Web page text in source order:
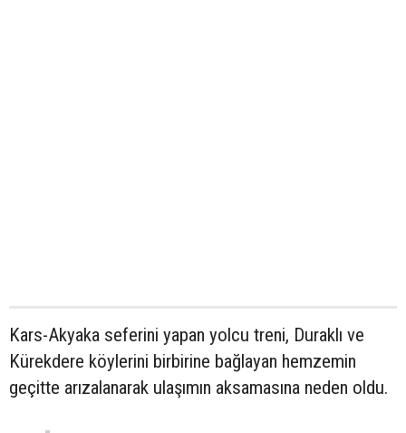
Kars-Akyaka seferini yapan yolcu treni, Duraklı ve
Kürekdere köylerini birbirine bağlayan hemzemin
geçitte arızalanarak ulaşımın aksamasına neden oldu.